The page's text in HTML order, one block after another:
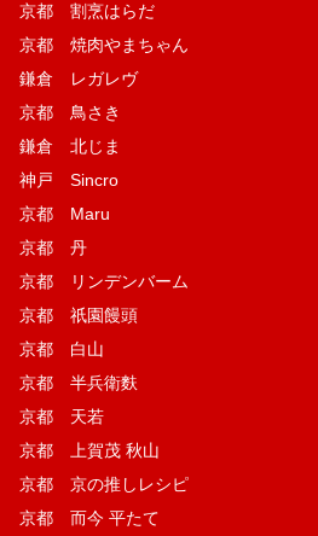
京都 割烹はらだ
京都 焼肉やまちゃん
鎌倉 レガレヴ
京都 鳥さき
鎌倉 北じま
神戸 Sincro
京都 Maru
京都 丹
京都 リンデンバーム
京都 祇園饅頭
京都 白山
京都 半兵衛麩
京都 天若
京都 上賀茂 秋山
京都 京の推しレシピ
京都 而今 平たて